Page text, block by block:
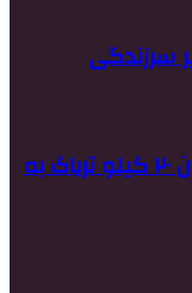
شلیک پلیس سمنان مانع رسیدن ۲۰ کیلو تریاک به